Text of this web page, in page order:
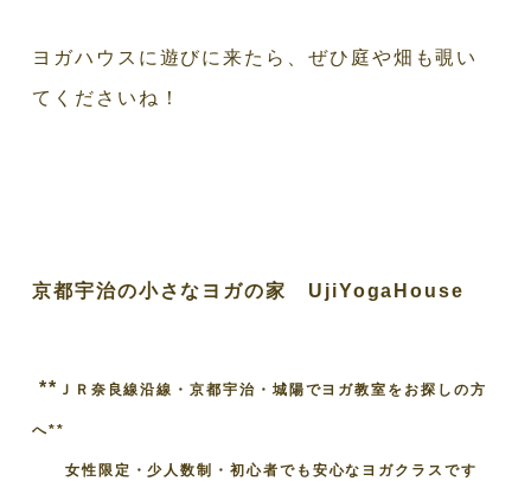
ヨガハウスに遊びに来たら、ぜひ庭や畑も覗い
てくださいね！
京都宇治の小さなヨガの家 UjiYogaHouse
** ＪＲ奈良線沿線・京都宇治・城陽でヨガ教室をお探しの方
へ**
女性限定・少人数制・初心者でも安心なヨガクラスです